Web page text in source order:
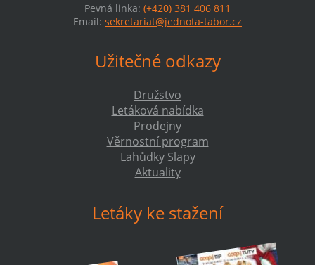
Pevná linka: (+420) 381 406 811
Email: sekretariat@jednota-tabor.cz
Užitečné odkazy
Družstvo
Letáková nabídka
Prodejny
Věrnostní program
Lahůdky Slapy
Aktuality
Letáky ke stažení